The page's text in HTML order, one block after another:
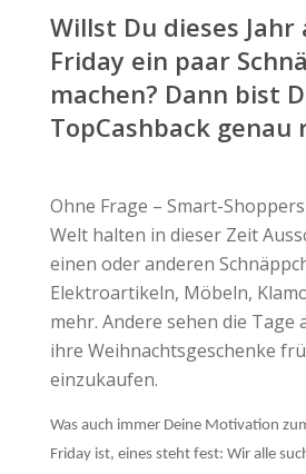
Willst Du dieses Jahr
Friday ein paar
machen? Dann bist
TopCashback genau
Ohne Frage – Smart-
Welt halten in dieser Zeit
einen oder anderen
Elektroartikeln, Möbeln,
mehr. Andere sehen die Tage
ihre Weihnachtsgeschenke
einzukaufen.
Was auch immer Deine Motivation
Friday ist, eines steht fest: Wir alle